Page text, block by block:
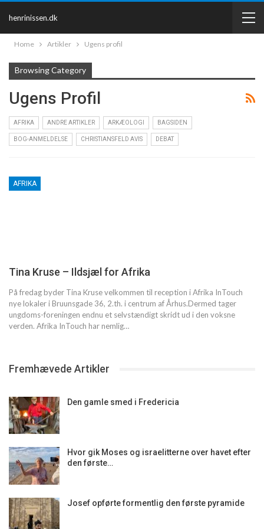
henrinissen.dk
Home Artikler Ugens profil
Browsing Category
Ugens Profil
AFRIKA ANDRE ARTIKLER ARKÆOLOGI BAGSIDEN
BOG-ANMELDELSE CHRISTIANSFELD AVIS DEBAT
AFRIKA
Tina Kruse – Ildsjæl for Afrika
På fredag byder Tina Kruse velkommen til reception i Afrika InTouch
nye lokaler i Bruunsgade 36, 2.th. i centrum af Århus.Dermed tager
ungdoms-foreningen endnu et selvstændigt skridt ud i den voksne
verden. Afrika InTouch har nemlig…
Fremhævede Artikler
Den gamle smed i Fredericia
Hvor gik Moses og israelitterne over havet efter
den første…
Josef opførte formentlig den første pyramide